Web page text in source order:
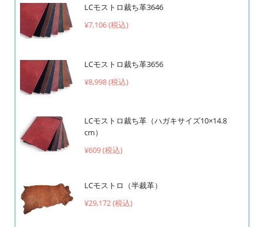
LCモストロ裁ち革3646
¥7,106 (税込)
LCモストロ裁ち革3656
¥8,998 (税込)
LCモストロ裁ち革（ハガキサイズ10×14.8
cm）
¥609 (税込)
LCモストロ（半裁革）
¥29,172 (税込)